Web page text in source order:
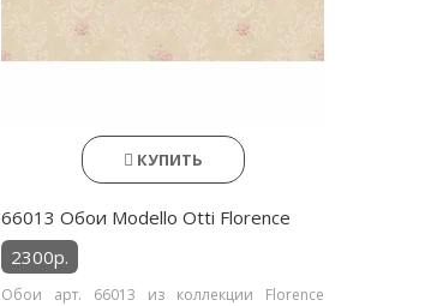
КУПИТЬ
66013 Обои Modello Otti Florence
2300р.
Обои арт. 66013 из коллекции Florence